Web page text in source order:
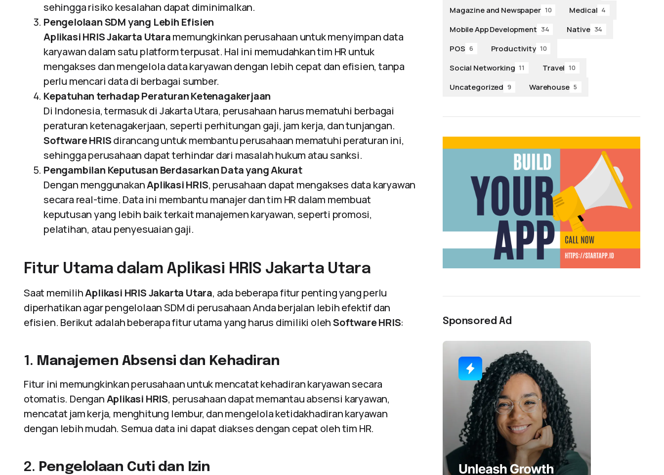
sehingga risiko kesalahan dapat diminimalkan.
Pengelolaan SDM yang Lebih Efisien
Aplikasi HRIS Jakarta Utaramemungkinkan perusahaan untuk menyimpan data
karyawan dalam satu platform terpusat. Hal ini memudahkan tim HR untuk
mengakses dan mengelola data karyawan dengan lebih cepat dan efisien, tanpa
perlu mencari data di berbagai sumber.
Kepatuhan terhadap Peraturan Ketenagakerjaan
Di Indonesia, termasuk di Jakarta Utara, perusahaan harus mematuhi berbagai
peraturan ketenagakerjaan, seperti perhitungan gaji, jam kerja, dan tunjangan.
Software HRISdirancang untuk membantu perusahaan mematuhi peraturan ini,
sehingga perusahaan dapat terhindar dari masalah hukum atau sanksi.
Pengambilan Keputusan Berdasarkan Data yang Akurat
Dengan menggunakanAplikasi HRIS, perusahaan dapat mengakses data karyawan
secara real-time. Data ini membantu manajer dan tim HR dalam membuat
keputusan yang lebih baik terkait manajemen karyawan, seperti promosi,
pelatihan, atau penyesuaian gaji.
Fitur Utama dalam Aplikasi HRIS Jakarta Utara
Saat memilihAplikasi HRIS Jakarta Utara, ada beberapa fitur penting yang perlu
diperhatikan agar pengelolaan SDM di perusahaan Anda berjalan lebih efektif dan
efisien. Berikut adalah beberapa fitur utama yang harus dimiliki olehSoftware HRIS:
1. Manajemen Absensi dan Kehadiran
Fitur ini memungkinkan perusahaan untuk mencatat kehadiran karyawan secara
otomatis. DenganAplikasi HRIS, perusahaan dapat memantau absensi karyawan,
mencatat jam kerja, menghitung lembur, dan mengelola ketidakhadiran karyawan
dengan lebih mudah. Semua data ini dapat diakses dengan cepat oleh tim HR.
2. Pengelolaan Cuti dan Izin
Magazine and Newspaper 10 Medical 4
Mobile App Development 34 Native 34
POS 6 Productivity 10
Social Networking 11 Travel 10
Uncategorized 9 Warehouse 5
Sponsored Ad